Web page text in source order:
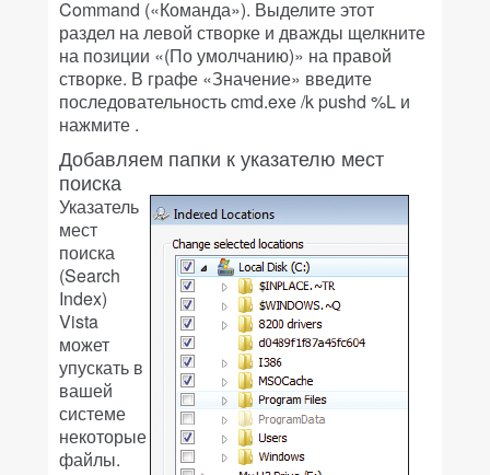
Command («Команда»). Выделите этот
раздел на левой створке и дважды щелкните
на позиции «(По умолчанию)» на правой
створке. В графе «Значение» введите
последовательность cmd.exe /k pushd %L и
нажмите .
Добавляем папки к указателю мест
поиска
Указатель
мест
поиска
(Search
Index)
Vista
может
упускать в
вашей
системе
некоторые
файлы.